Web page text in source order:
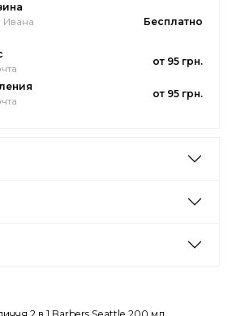
Ивана
Бесплатно
от 95 грн.
от 95 грн.